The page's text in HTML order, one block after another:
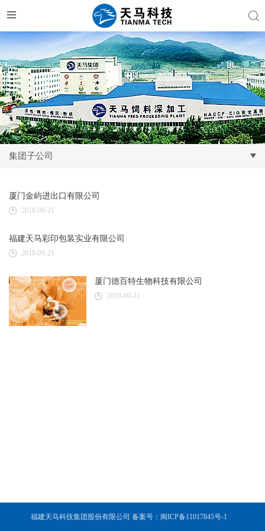
集团子公司
厦门金屿进出口有限公司
2018-09-21
福建天马彩印包装实业有限公司
2018-09-21
厦门德百特生物科技有限公司
2018-09-21
福建天马科技集团股份有限公司 备案号：闽ICP备11017845号-1